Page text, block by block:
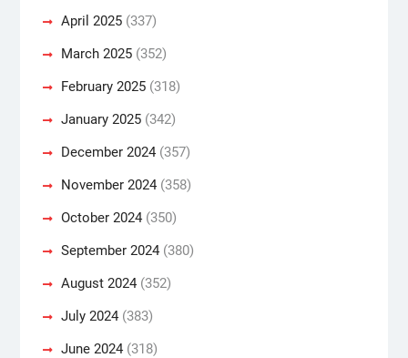
April 2025(337)
March 2025(352)
February 2025(318)
January 2025(342)
December 2024(357)
November 2024(358)
October 2024(350)
September 2024(380)
August 2024(352)
July 2024(383)
June 2024(318)